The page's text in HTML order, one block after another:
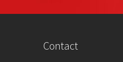
Contact